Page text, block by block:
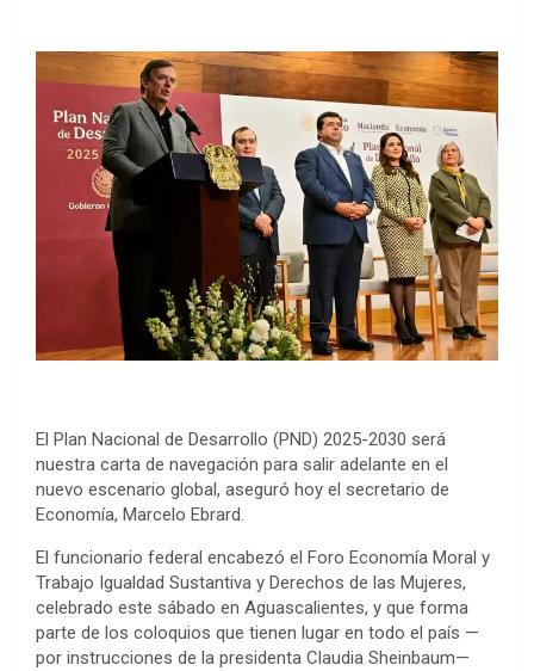
El Plan Nacional de Desarrollo (PND) 2025-2030 será
nuestra carta de navegación para salir adelante en el
nuevo escenario global, aseguró hoy el secretario de
Economía, Marcelo Ebrard.
El funcionario federal encabezó el Foro Economía Moral y
Trabajo Igualdad Sustantiva y Derechos de las Mujeres,
celebrado este sábado en Aguascalientes, y que forma
parte de los coloquios que tienen lugar en todo el país —
por instrucciones de la presidenta Claudia Sheinbaum—